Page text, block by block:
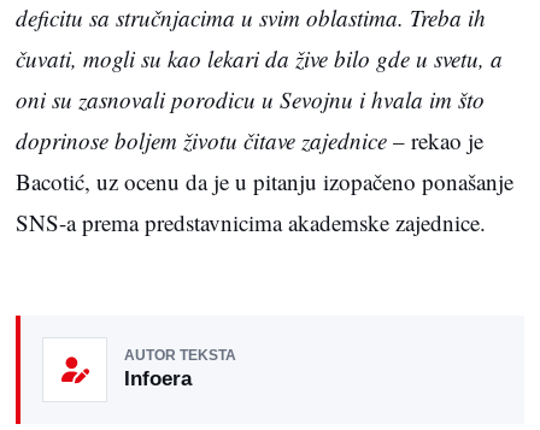
deficitu sa stručnjacima u svim oblastima. Treba ih
čuvati, mogli su kao lekari da žive bilo gde u svetu, a
oni su zasnovali porodicu u Sevojnu i hvala im što
doprinose boljem životu čitave zajednice – rekao je
Bacotić, uz ocenu da je u pitanju izopačeno ponašanje
SNS-a prema predstavnicima akademske zajednice.
AUTOR TEKSTA
Infoera